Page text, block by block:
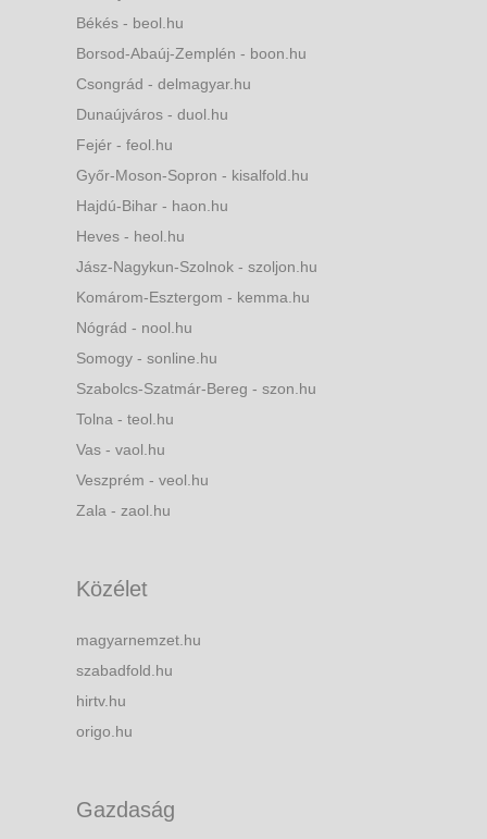
Békés - beol.hu
Borsod-Abaúj-Zemplén - boon.hu
Csongrád - delmagyar.hu
Dunaújváros - duol.hu
Fejér - feol.hu
Győr-Moson-Sopron - kisalfold.hu
Hajdú-Bihar - haon.hu
Heves - heol.hu
Jász-Nagykun-Szolnok - szoljon.hu
Komárom-Esztergom - kemma.hu
Nógrád - nool.hu
Somogy - sonline.hu
Szabolcs-Szatmár-Bereg - szon.hu
Tolna - teol.hu
Vas - vaol.hu
Veszprém - veol.hu
Zala - zaol.hu
Közélet
magyarnemzet.hu
szabadfold.hu
hirtv.hu
origo.hu
Gazdaság